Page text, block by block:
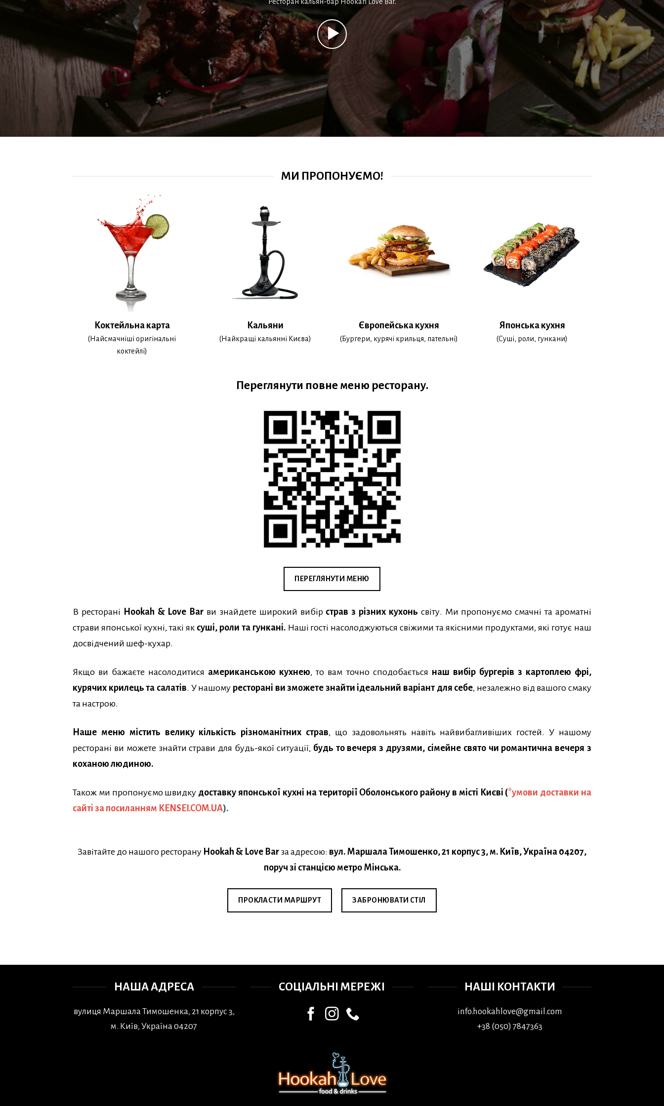
Ресторан кальян-бар Hookah Love Bar.
МИ ПРОПОНУЄМО!
Коктейльна карта
(Найсмачніші оригінальні
коктейлі)
Кальяни
(Найкращі кальянні Києва)
Європейська кухня
(Бургери, курячі крильця, пательні)
Японська кухня
(Суші, роли, гункани)
Переглянути повне меню ресторану.
ПЕРЕГЛЯНУТИ МЕНЮ
В ресторані Hookah & Love Bar ви знайдете широкий вибір страв з різних кухонь світу. Ми пропонуємо смачні та ароматні
страви японської кухні, такі як суші, роли та гункані.Наші гості насолоджуються свіжими та якісними продуктами, які готує наш
досвідчений шеф-кухар.
Якщо ви бажаєте насолодитися американською кухнею, то вам точно сподобається наш вибір бургерів з картоплею фрі,
курячих крилець та салатів. У нашому ресторані ви зможете знайти ідеальний варіант для себе, незалежно від вашого смаку
та настрою.
Наше меню містить велику кількість різноманітних страв, що задовольнять навіть найвибагливіших гостей. У нашому
ресторані ви можете знайти страви для будь-якої ситуації, будь то вечеря з друзями, сімейне свято чи романтична вечеря з
коханою людиною.
Також ми пропонуємо швидку доставку японської кухні на території Оболонського району в місті Києві (*умови доставки на
сайті за посиланням KENSEI.COM.UA).
Завітайте до нашого ресторану Hookah & Love Bar за адресою: вул. Маршала Тимошенко, 21 корпус 3, м. Київ, Україна 04207,
поруч зі станцією метро Мінська.
ПРОКЛАСТИ МАРШРУТ ЗАБРОНЮВАТИ СТІЛ
НАША АДРЕСА
вулиця Маршала Тимошенка, 21 корпус 3,
м. Київ, Україна 04207
СОЦІАЛЬНІ МЕРЕЖІ НАШІ КОНТАКТИ
info.hookahlove@gmail.com
+38 (050) 7847363